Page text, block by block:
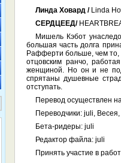
Линда Ховард / Linda
СЕРДЦЕЕД/
Мишель Кэбот
большая часть долга
Рафферти больше, чем то,
отцовским ранчо,
женщиной. Но он и не
спрятаны душевные
отступать.
Перевод осуществлен
Переводчики: juli,
Бета-ридеры: juli
Редактор файла: juli
Принять участие в